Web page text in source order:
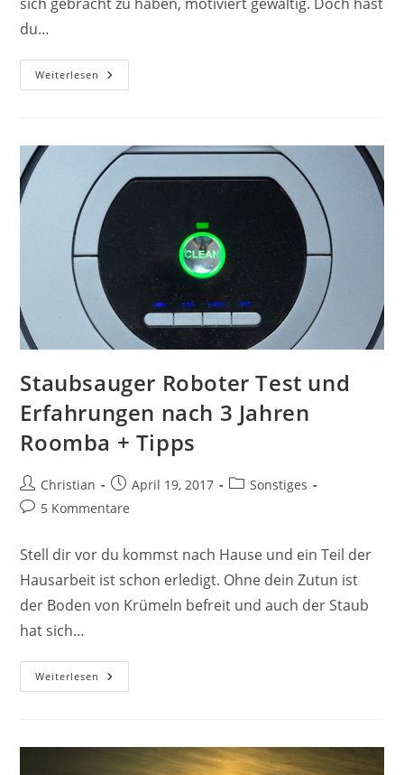
du…
Weiterlesen Passives
Einkommen:
Erreichen
–
25
Tipps
Staubsauger Roboter Test und
Erfahrungen nach 3 Jahren
Roomba + Tipps
Beitrags-
Autor:
Christian
Beitrag
veröffentlicht:
April 19, 2017
Beitrags-
Sonstiges
Beitrags-
5 Kommentare
Stell dir vor du kommst nach Hause und ein Teil der
Hausarbeit ist schon erledigt. Ohne dein Zutun ist
der Boden von Krümeln befreit und auch der Staub
hat sich…
Weiterlesen Staubsauger
Roboter
3
Jahren